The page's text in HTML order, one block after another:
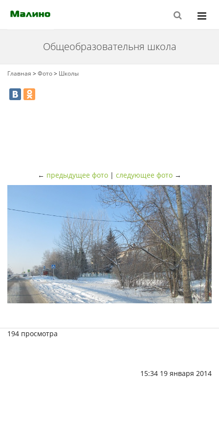
Общеобразовательня школа
Главная >Фото> Школы
← предыдущее фото | следующее фото →
194 просмотра
15:34 19 января 2014